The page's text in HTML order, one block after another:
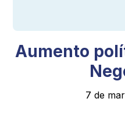
Aumento
7 de